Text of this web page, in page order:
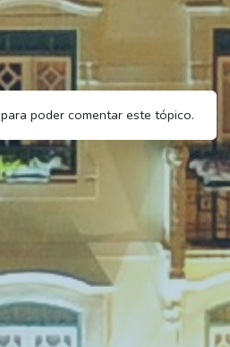
para poder comentar este tópico.